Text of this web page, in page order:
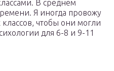
В среднем
Я иногда провожу
классов, чтобы они могли
для 6-8 и 9-11